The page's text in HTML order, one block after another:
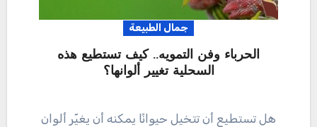
جمال الطبيعة
الحرباء وفن التمويه.. كيف تستطيع هذه
السحلية تغيير ألوانها؟
هل تستطيع أن تتخيل حيوانًا يمكنه أن يغيّر ألوان